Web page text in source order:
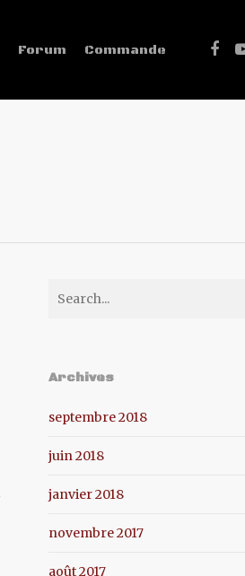
Forum Commande
Archives
septembre 2018
juin 2018
janvier 2018
novembre 2017
août 2017